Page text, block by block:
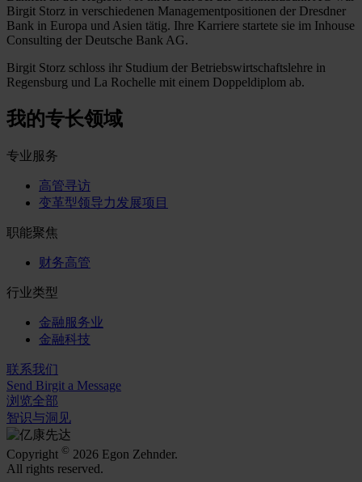
Birgit Storz in verschiedenen Managementpositionen der Dresdner
Bank in Europa und Asien tätig. Ihre Karriere startete sie im Inhouse
Consulting der Deutsche Bank AG.
Birgit Storz schloss ihr Studium der Betriebswirtschaftslehre in
Regensburg und La Rochelle mit einem Doppeldiplom ab.
我的专长领域
专业服务
高管寻访
变革型领导力发展项目
职能聚焦
财务高管
行业类型
金融服务业
金融科技
联系我们
Send Birgit a Message
浏览全部
智识与洞见
Copyright © 2026 Egon Zehnder.
All rights reserved.